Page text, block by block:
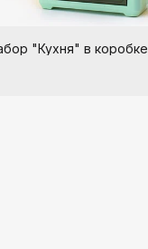
"Кухня" в коробке